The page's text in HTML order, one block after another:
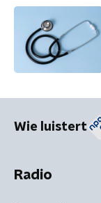
Wie luistert
Radio